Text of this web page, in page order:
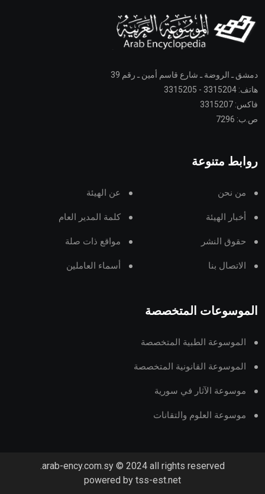
دمشق ـ الروضة ـ شارع قاسم أمين ـ رقم 39
هاتف: 3315204 - 3315205
فاكس: 3315207
ص.ب: 7296
روابط متنوعة
من نحن عن الهيئة
أخبار الهيئة كلمة المدير العام
حقوق النشر مواقع ذات صلة
الاتصال بنا أسماء العاملين
الموسوعات المتخصصة
الموسوعة الطبية المتخصصة
الموسوعة القانونية المتخصصة
موسوعة الآثار في سورية
موسوعة العلوم والتقانات
arab-ency.com.sy © 2024 all rights reserved.
powered by tss-est.net